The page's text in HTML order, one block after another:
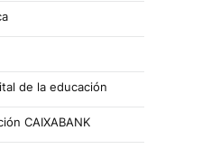
de la educación
CAIXABANK